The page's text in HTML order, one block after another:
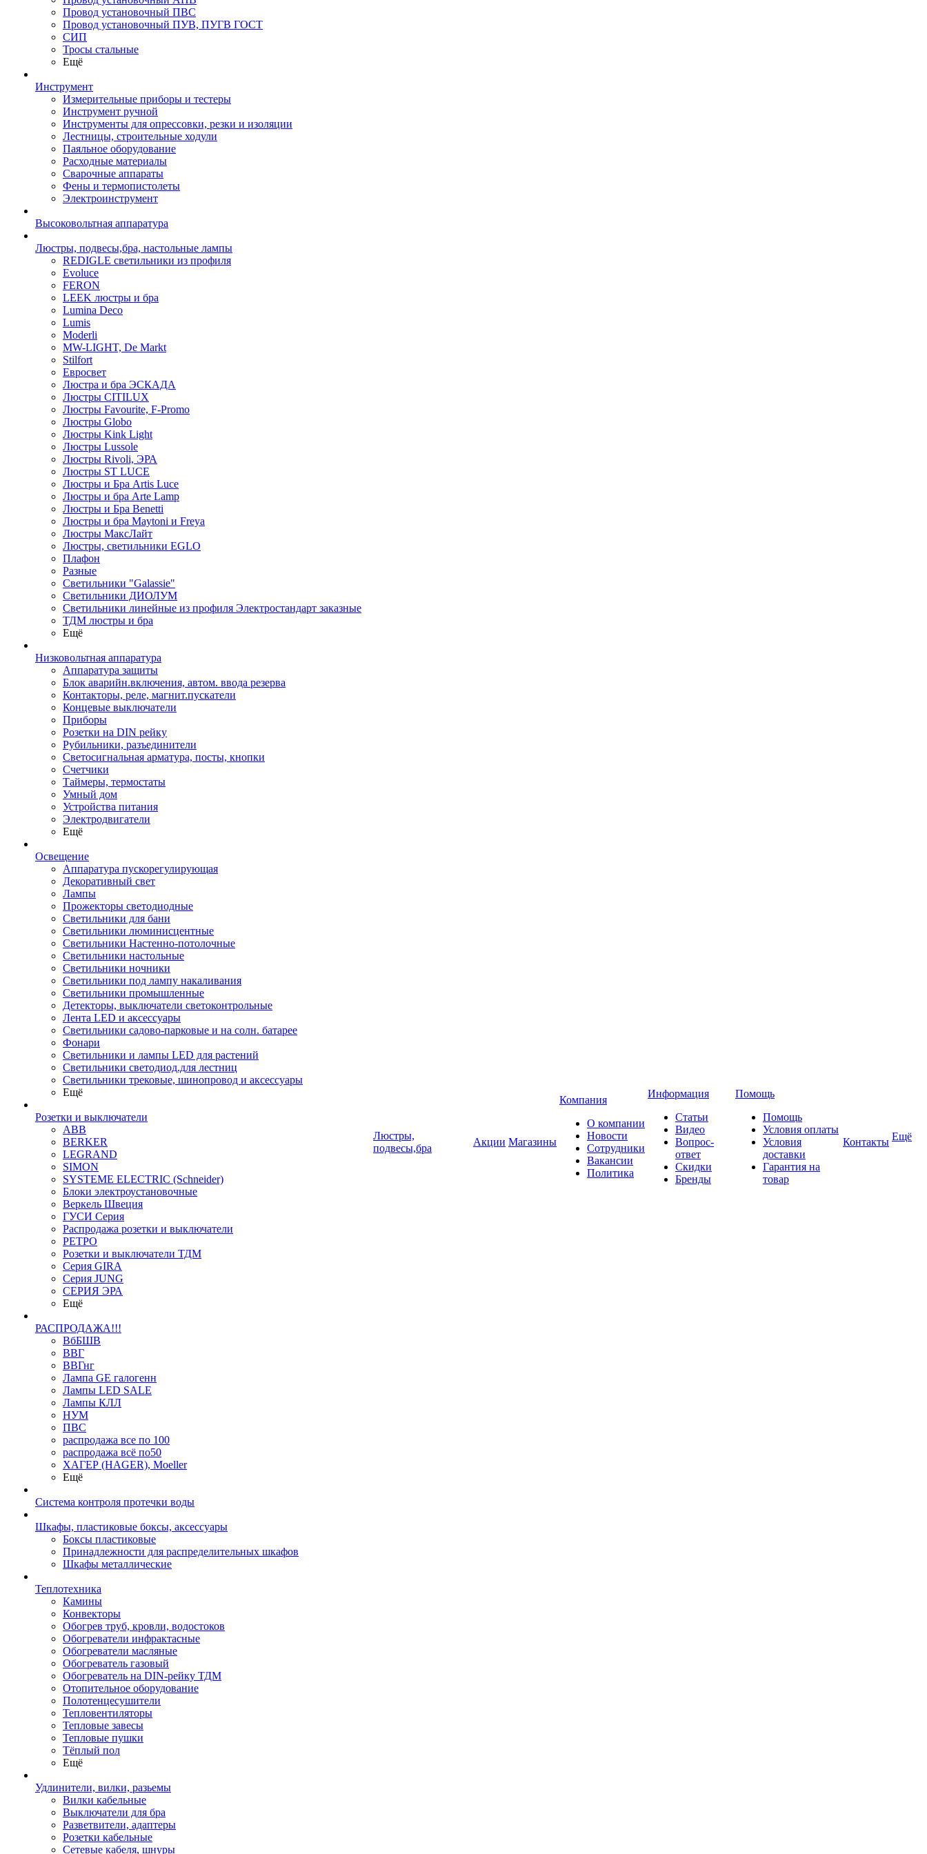
Провод установочный ПВС
Провод установочный ПУВ, ПУГВ ГОСТ
СИП
Тросы стальные
Ещё
Инструмент
Измерительные приборы и тестеры
Инструмент ручной
Инструменты для опрессовки, резки и изоляции
Лестницы, строительные ходули
Паяльное оборудование
Расходные материалы
Сварочные аппараты
Фены и термопистолеты
Электроинструмент
Высоковольтная аппаратура
Люстры, подвесы,бра, настольные лампы
REDIGLE светильники из профиля
Evoluce
FERON
LEEK люстры и бра
Lumina Deco
Lumis
Moderli
MW-LIGHT, De Markt
Stilfort
Евросвет
Люстра и бра ЭСКАДА
Люстры CITILUX
Люстры Favourite, F-Promo
Люстры Globo
Люстры Kink Light
Люстры Lussole
Люстры Rivoli, ЭРА
Люстры ST LUCE
Люстры и Бра Artis Luce
Люстры и бра Arte Lamp
Люстры и Бра Benetti
Люстры и бра Maytoni и Freya
Люстры МаксЛайт
Люстры, светильники EGLO
Плафон
Разные
Светильники "Galassie"
Светильники ДИОЛУМ
Светильники линейные из профиля Электростандарт заказные
ТДМ люстры и бра
Ещё
Низковольтная аппаратура
Аппаратура защиты
Блок аварийн.включения, автом. ввода резерва
Контакторы, реле, магнит.пускатели
Концевые выключатели
Приборы
Розетки на DIN рейку
Рубильники, разъединители
Светосигнальная арматура, посты, кнопки
Счетчики
Таймеры, термостаты
Умный дом
Устройства питания
Электродвигатели
Ещё
Освещение
Аппаратура пускорегулирующая
Декоративный свет
Лампы
Прожекторы светодиодные
Светильники для бани
Светильники люминисцентные
Светильники Настенно-потолочные
Светильники настольные
Светильники ночники
Светильники под лампу накаливания
Светильники промышленные
Детекторы, выключатели светоконтрольные
Лента LED и аксессуары
Светильники садово-парковые и на солн. батарее
Фонари
Светильники и лампы LED для растений
Светильники светодиод.для лестниц
Светильники трековые, шинопровод и аксессуары
Ещё
Розетки и выключатели
ABB
BERKER
LEGRAND
SIMON
SYSTEME ELECTRIC (Schneider)
Блоки электроустановочные
Веркель Швеция
ГУСИ Серия
Распродажа розетки и выключатели
РЕТРО
Розетки и выключатели ТДМ
Серия GIRA
Серия JUNG
СЕРИЯ ЭРА
Ещё
РАСПРОДАЖА!!!
ВбБШВ
ВВГ
ВВГнг
Лампа GE галогенн
Лампы LED SALE
Лампы КЛЛ
НУМ
ПВС
распродажа все по 100
распродажа всё по50
ХАГЕР (HAGER), Moeller
Ещё
Система контроля протечки воды
Шкафы, пластиковые боксы, аксессуары
Боксы пластиковые
Принадлежности для распределительных шкафов
Шкафы металлические
Теплотехника
Камины
Конвекторы
Обогрев труб, кровли, водостоков
Обогреватели инфрактасные
Обогреватели масляные
Обогреватель газовый
Обогреватель на DIN-рейку ТДМ
Отопительное оборудование
Полотенцесушители
Тепловентиляторы
Тепловые завесы
Тепловые пушки
Тёплый пол
Ещё
Удлинители, вилки, разьемы
Вилки кабельные
Выключатели для бра
Разветвители, адаптеры
Розетки кабельные
Сетевые кабеля, шнуры
Люстры,
подвесы,бра
Акции Магазины
Компания
О компании
Новости
Сотрудники
Вакансии
Политика
Информация
Статьи
Видео
Вопрос-
ответ
Скидки
Бренды
Помощь
Помощь
Условия оплаты
Условия
доставки
Гарантия на
товар
Контакты Ещё